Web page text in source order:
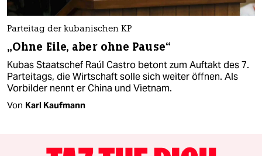
Parteitag der kubanischen KP
„Ohne Eile, aber ohne Pause“
Kubas Staatschef Raúl Castro betont zum Auftakt des 7.
Parteitags, die Wirtschaft solle sich weiter öffnen. Als
Vorbilder nennt er China und Vietnam.
Von Karl Kaufmann